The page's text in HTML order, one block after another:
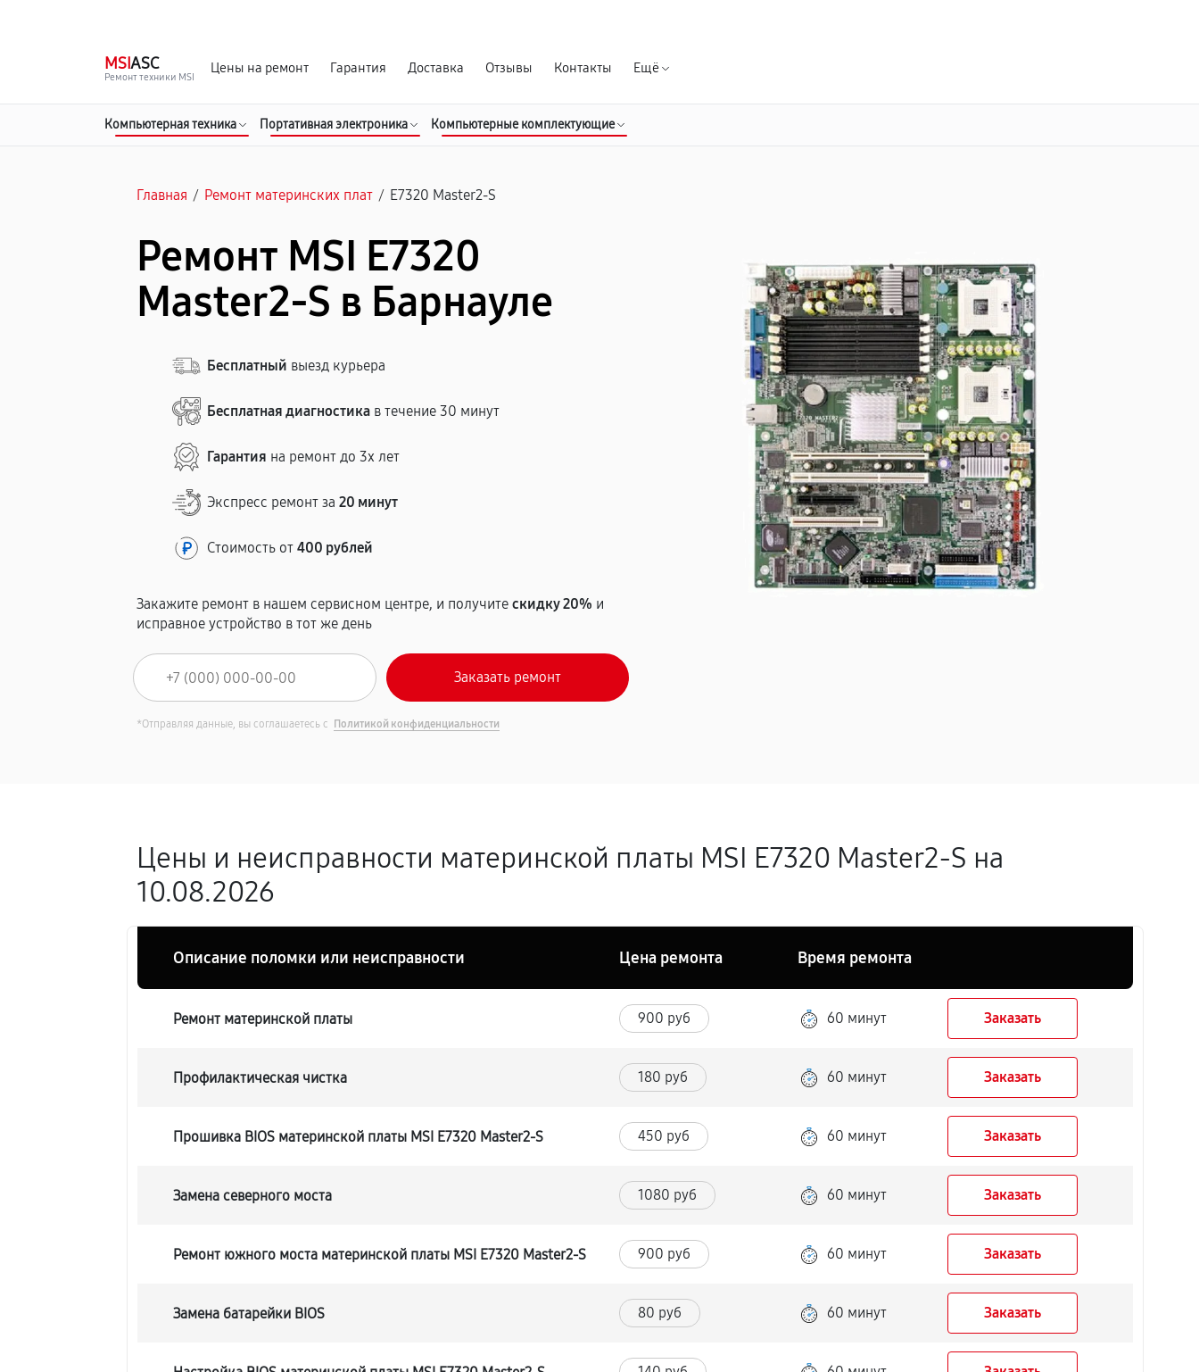
MSIASC
Ремонт техники MSI
Цены на ремонт Гарантия Доставка Отзывы Контакты Ещё
Компьютерная техника Портативная электроника Компьютерные комплектующие
Главная / Ремонт материнских плат / E7320 Master2-S
Ремонт MSI E7320
Master2-S в Барнауле
Бесплатный выезд курьера
Бесплатная диагностика в течение 30 минут
Гарантия на ремонт до 3х лет
Экспресс ремонт за20 минут
Стоимость от400 рублей
Закажите ремонт в нашем сервисном центре, и получитескидку 20% и
исправное устройство в тот же день
*Отправляя данные, вы соглашаетесь с Политикой конфиденциальности
Цены и неисправности материнской платы MSI E7320 Master2-S на
10.08.2026
Описание поломки или неисправности Цена ремонта Время ремонта
Ремонт материнской платы 900 руб 60 минут Заказать
Профилактическая чистка 180 руб 60 минут Заказать
Прошивка BIOS материнской платы MSI E7320 Master2-S 450 руб 60 минут Заказать
Замена северного моста 1080 руб 60 минут Заказать
Ремонт южного моста материнской платы MSI E7320 Master2-S 900 руб 60 минут Заказать
Замена батарейки BIOS 80 руб 60 минут Заказать